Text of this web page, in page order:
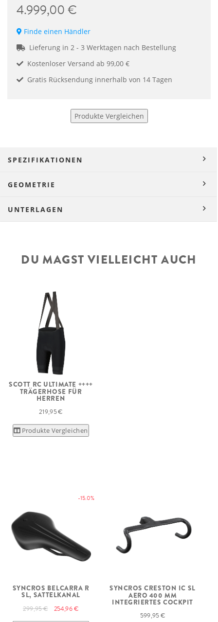
4.999,00 €
Finde einen Händler
Lieferung in 2 - 3 Werktagen nach Bestellung
Kostenloser Versand ab 99,00 €
Gratis Rücksendung innerhalb von 14 Tagen
Produkte Vergleichen
SPEZIFIKATIONEN
GEOMETRIE
UNTERLAGEN
DU MAGST VIELLEICHT AUCH
SCOTT RC ULTIMATE ++++
TRÄGERHOSE FÜR
HERREN
219,95 €
Produkte Vergleichen
-15.0%
SYNCROS BELCARRA R
SL, SATTELKANAL
299,95 € 254,96 €
SYNCROS CRESTON IC SL
AERO 400 MM
INTEGRIERTES COCKPIT
599,95 €